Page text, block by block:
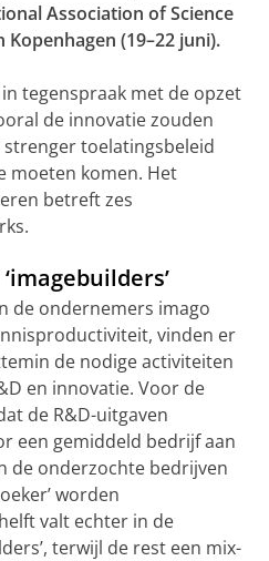
Association of Science
(19–22 juni).
tegenspraak met de opzet
de innovatie zouden
toelatingsbeleid
moeten komen. Het
betreft zes
de ondernemers imago
vinden er
de nodige activiteiten
en innovatie. Voor de
de R&D-uitgaven
een gemiddeld bedrijf aan
de onderzochte bedrijven
worden
valt echter in de
terwijl de rest een mix-